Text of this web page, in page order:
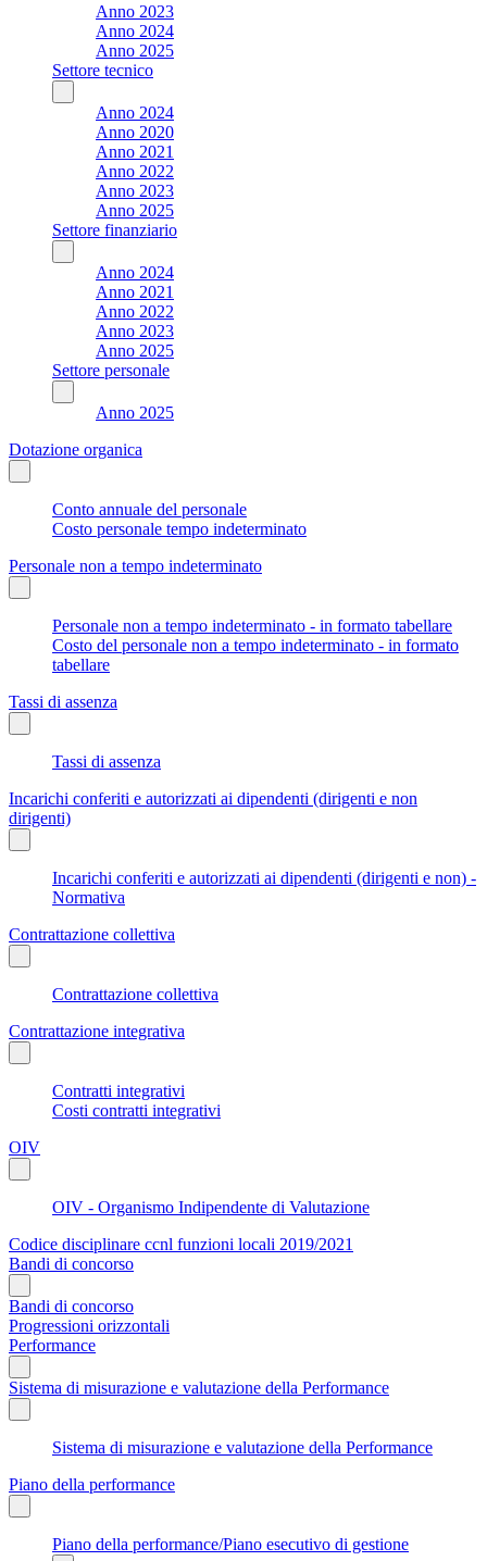
Anno 2023
Anno 2024
Anno 2025
Settore tecnico
Anno 2024
Anno 2020
Anno 2021
Anno 2022
Anno 2023
Anno 2025
Settore finanziario
Anno 2024
Anno 2021
Anno 2022
Anno 2023
Anno 2025
Settore personale
Anno 2025
Dotazione organica
Conto annuale del personale
Costo personale tempo indeterminato
Personale non a tempo indeterminato
Personale non a tempo indeterminato - in formato tabellare
Costo del personale non a tempo indeterminato - in formato
tabellare
Tassi di assenza
Tassi di assenza
Incarichi conferiti e autorizzati ai dipendenti (dirigenti e non
dirigenti)
Incarichi conferiti e autorizzati ai dipendenti (dirigenti e non) -
Normativa
Contrattazione collettiva
Contrattazione collettiva
Contrattazione integrativa
Contratti integrativi
Costi contratti integrativi
OIV
OIV - Organismo Indipendente di Valutazione
Codice disciplinare ccnl funzioni locali 2019/2021
Bandi di concorso
Bandi di concorso
Progressioni orizzontali
Performance
Sistema di misurazione e valutazione della Performance
Sistema di misurazione e valutazione della Performance
Piano della performance
Piano della performance/Piano esecutivo di gestione